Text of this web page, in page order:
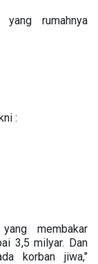
rumahnya
:
membakar
3,5 milyar. Dan
korban jiwa,"